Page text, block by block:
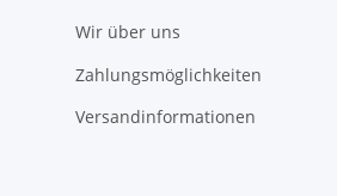
Wir über uns
Zahlungsmöglichkeiten
Versandinformationen